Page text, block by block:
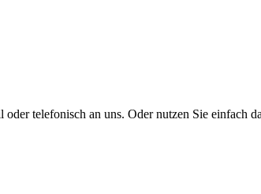
telefonisch an uns. Oder nutzen Sie einfach